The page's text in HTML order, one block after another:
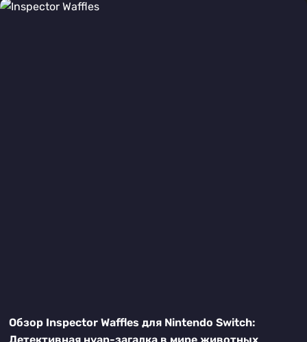
Обзор Inspector Waffles для Nintendo Switch: